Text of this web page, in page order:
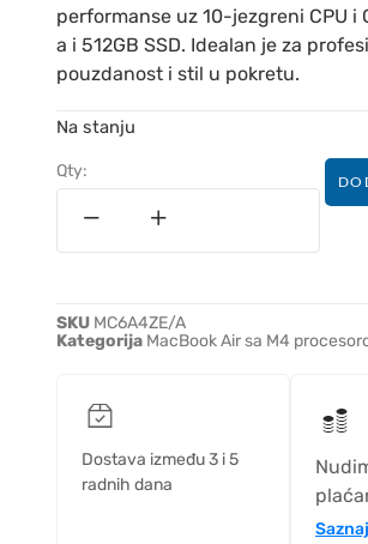
performanse uz 10-jezgreni CPU i
a i 512GB SSD. Idealan je za
pouzdanost i stil u pokretu.
Na stanju
Qty:
SKU MC6A4ZE/A
Kategorija MacBook Air sa M4
Dostava između 3 i 5
radnih dana